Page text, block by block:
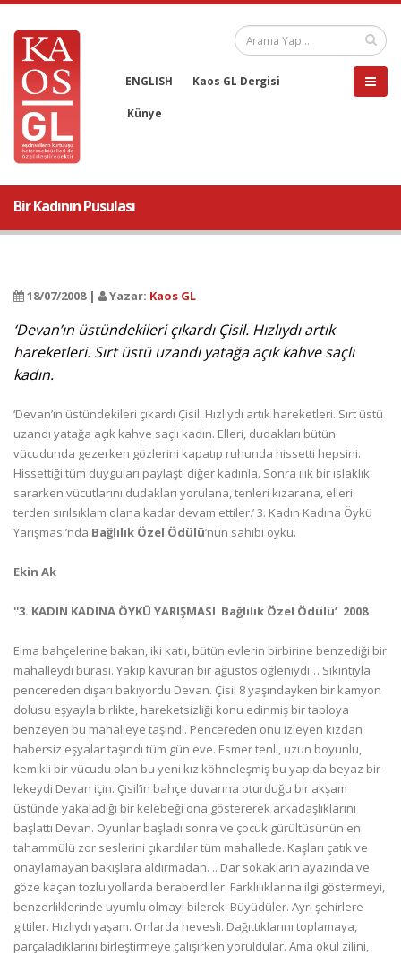
ENGLISH Kaos GL Dergisi
Künye
Bir Kadının Pusulası
18/07/2008 | Yazar: Kaos GL
‘Devan’ın üstündekileri çıkardı Çisil. Hızlıydı artık
hareketleri. Sırt üstü uzandı yatağa açık kahve saçlı
kadın.
‘Devan’ın üstündekileri çıkardı Çisil. Hızlıydı artık hareketleri. Sırt üstü
uzandı yatağa açık kahve saçlı kadın. Elleri, dudakları bütün
vücudunda gezerken gözlerini kapatıp ruhunda hissetti hepsini.
Hissettiği tüm duyguları paylaştı diğer kadınla. Sonra ılık bir ıslaklık
sararken vücutlarını dudakları yorulana, tenleri kızarana, elleri
terden sırılsıklam olana kadar devam ettiler.’ 3. Kadın Kadına Öykü
Yarışması’nda Bağlılık Özel Ödülü’nün sahibi öykü.
Ekin Ak
''3. KADIN KADINA ÖYKÜ YARIŞMASI  Bağlılık Özel Ödülü’  2008
Elma bahçelerine bakan, iki katlı, bütün evlerin birbirine benzediği bir
mahalleydi burası. Yakıp kavuran bir ağustos öğleniydi… Sıkıntıyla
pencereden dışarı bakıyordu Devan. Çisil 8 yaşındayken bir kamyon
dolusu eşyayla birlikte, hareketsizliği konu edinmiş bir tabloya
benzeyen bu mahalleye taşındı. Pencereden onu izleyen kızdan
habersiz eşyalar taşındı tüm gün eve. Esmer tenli, uzun boyunlu,
kemikli bir vücudu olan bu yeni kız köhneleşmiş bu yapıda beyaz bir
lekeydi Devan için. Çisil’in bahçe duvarına oturduğu bir akşam
üstünde yakaladığı bir kelebeği ona göstererek arkadaşlıklarını
başlattı Devan. Oyunlar başladı sonra ve çocuk gürültüsünün en
tahammülü zor seslerini çıkardılar tüm mahallede. Kaşları çatık ve
onaylamayan bakışlara aldırmadan. .. Dar sokakların ayazında ve
göze kaçan tozlu yollarda beraberdiler. Farklılıklarına ilgi göstermeyi,
benzerliklerinde uyumlu olmayı bilerek. Büyüdüler. Ayrı şehirlere
gittiler. Hızlıydı yaşam. Onlarda hevesli. Dağıttıklarını toplamaya,
parçaladıklarını birleştirmeye çalışırken yoruldular. Ama okul zilini,